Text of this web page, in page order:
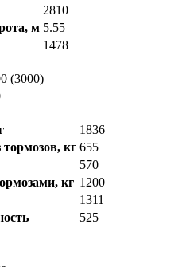
2810
м 5.55
1478
(3000)
1836
кг 655
570
кг 1200
1311
525